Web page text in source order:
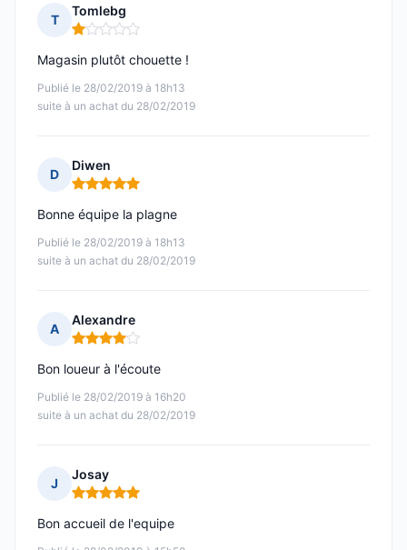
T
Tomlebg
Note : 1 sur 5
Publié le 28/02/2019 à 18h13
suite à un achat du 28/02/2019
Magasin plutôt chouette !
D
Diwen
Note : 5 sur 5
Publié le 28/02/2019 à 18h13
suite à un achat du 28/02/2019
Bonne équipe la plagne
A
Alexandre
Note : 4 sur 5
Publié le 28/02/2019 à 16h20
suite à un achat du 28/02/2019
Bon loueur à l'écoute
J
Josay
Note : 5 sur 5
Bon accueil de l'equipe